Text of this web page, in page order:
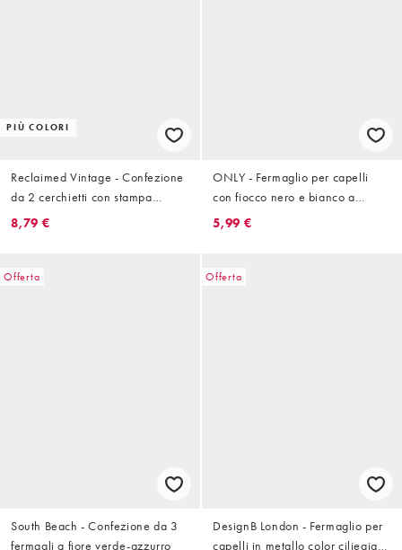
PIÙ COLORI
Reclaimed Vintage - Confezione
da 2 cerchietti con stampa
leopardata
8,79 €
ONLY - Fermaglio per capelli
con fiocco nero e bianco a
quadretti
5,99 €
Offerta
South Beach - Confezione da 3
fermagli a fiore verde-azzurro
Offerta
DesignB London - Fermaglio per
capelli in metallo color ciliegia